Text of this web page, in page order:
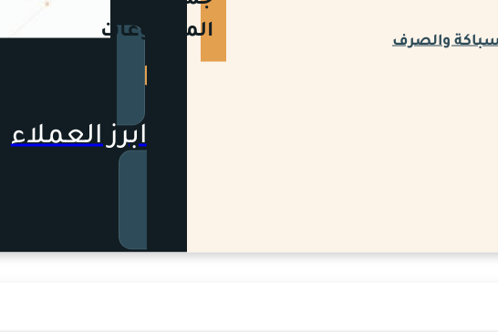
والصرف
المشروعات
ابرز العملاء